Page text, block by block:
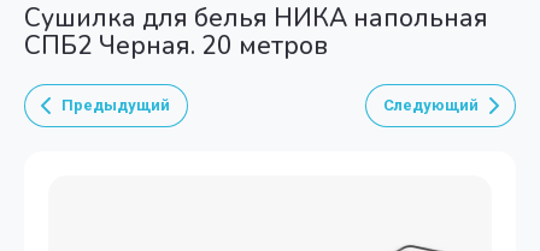
Сушилка для белья НИКА напольная
СПБ2 Черная. 20 метров
Предыдущий Следующий